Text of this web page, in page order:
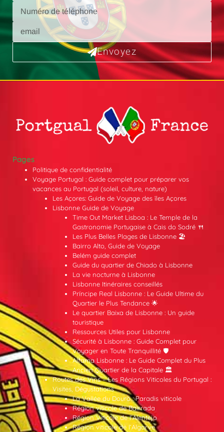
Envoyez
Pages
Politique de confidentialité
Voyage Portugal : Guide complet pour préparer vos
vacances au Portugal (soleil, culture, nature)
Les Açores: Guide de Voyage des îles Açores
Lisbonne Guide de Voyage
Time Out Market Lisboa : Le Temple de la
Gastronomie Portugaise à Cais do Sodré 🍴
Les Plus Belles Plages de Lisbonne 🏖️
Bairro Alto, Guide de Voyage
Belém guide complet
Guide du quartier de Chiado à Lisbonne
La vie nocturne à Lisbonne
Lisbonne Itinéraires conseillés
Príncipe Real Lisbonne : Le Guide Ultime du
Quartier le Plus Tendance 🌟
Le quartier Baixa de Lisbonne : Un guide
touristique
Ressources Utiles pour Lisbonne
Sécurité à Lisbonne : Guide Complet pour
Voyager en Toute Tranquillité 🛡️
Alfama Lisbonne : Le Guide Complet du Plus
Ancien Quartier de la Capitale 🏛️
Routes des Vins – Les Régions Viticoles du Portugal :
Visites, Dégustations
La Vallée du Douro : Paradis viticole
Région viticole de Bairrada
Région Viticole de l’Alentejo
Région viticole de l’Algarve